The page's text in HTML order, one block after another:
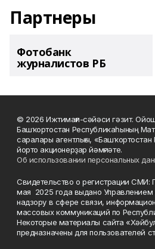
Партнеры
Фотобанк
журналистов РБ
© 2026 Ижтимағи-сәйәси гәзит.
Башҡортостан Республикаһының
саралары агентлығы,
йорто акционерҙар йәмғиәте.
Об использовании персональных
Свидетельство о регистрации СМИ:
мая 2025 года выдано
надзору в сфере связи,
массовых коммуникаций по
Некоторые материалы сайта
предназначены для пользователей